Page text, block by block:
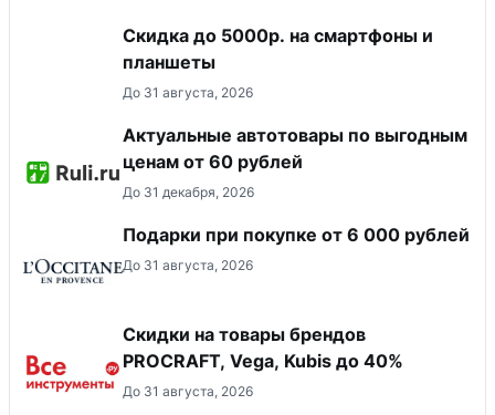
Скидка до 5000р. на смартфоны и
планшеты
До 31 августа, 2026
Актуальные автотовары по выгодным
ценам от 60 рублей
До 31 декабря, 2026
Подарки при покупке от 6 000 рублей
До 31 августа, 2026
Скидки на товары брендов
PROCRAFT, Vega, Kubis до 40%
До 31 августа, 2026